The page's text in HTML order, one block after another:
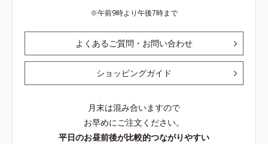
午前9時より午後7時まで
よくあるご質問・お問い合わせ
ショッピングガイド
月末は混み合いますので
お早めにご注文ください。
平日のお昼前後が比較的つながりやすい